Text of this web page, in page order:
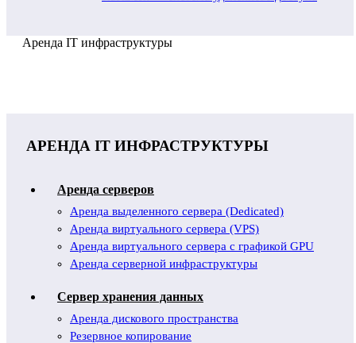
Аренда IT инфраструктуры
АРЕНДА IT ИНФРАСТРУКТУРЫ
Аренда серверов
Аренда выделенного сервера (Dedicated)
Аренда виртуального сервера (VPS)
Аренда виртуального сервера с графикой GPU
Аренда серверной инфраструктуры
Сервер хранения данных
Аренда дискового пространства
Резервное копирование